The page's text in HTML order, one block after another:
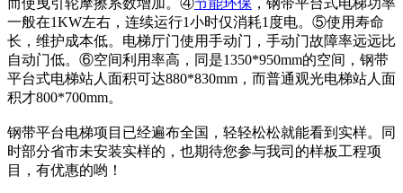
而使曳引轮摩擦系数增加。④节能环保 ，钢带平台式电梯功率
一般在1KW左右，连续运行1小时仅消耗1度电。⑤使用寿命
长，维护成本低。电梯厅门使用手动门，手动门故障率远远比
自动门低。⑥空间利用率高，同是1350*950mm的空间，钢带
平台式电梯站人面积可达880*830mm，而普通观光电梯站人面
积才800*700mm。
钢带平台电梯项目已经遍布全国，轻轻松松就能看到实样。同
时部分省市未安装实样的，也期待您参与我司的样板工程项
目，有优惠的哟！